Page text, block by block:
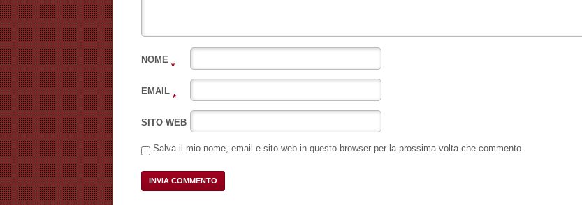
NOME
*
EMAIL
*
SITO WEB
Salva il mio nome, email e sito web in questo browser per la prossima volta che commento.